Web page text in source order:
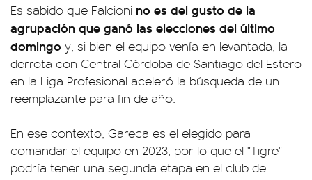
Es sabido que Falcioni no es del gusto de la
agrupación que ganó las elecciones del último
domingo y, si bien el equipo venía en levantada, la
derrota con Central Córdoba de Santiago del Estero
en la Liga Profesional aceleró la búsqueda de un
reemplazante para fin de año.
En ese contexto, Gareca es el elegido para
comandar el equipo en 2023, por lo que el "Tigre"
podría tener una segunda etapa en el club de